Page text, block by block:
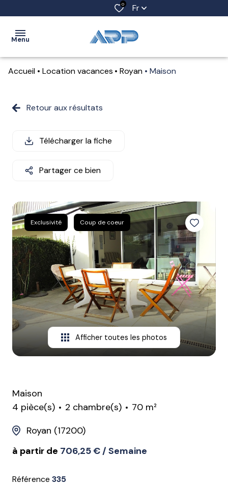
0 Fr
Menu
VENTES
LOCATIONS
ALERTE
E-MAIL
CONTACT
Accueil Location vacances Royan Maison
Retour aux résultats
Télécharger la fiche
Partager ce bien
Exclusivité Coup de coeur
Afficher toutes les photos
Maison
4 pièce(s)
2 chambre(s)
70 m²
Royan (17200)
à partir de 706,25 € / Semaine
Référence 335